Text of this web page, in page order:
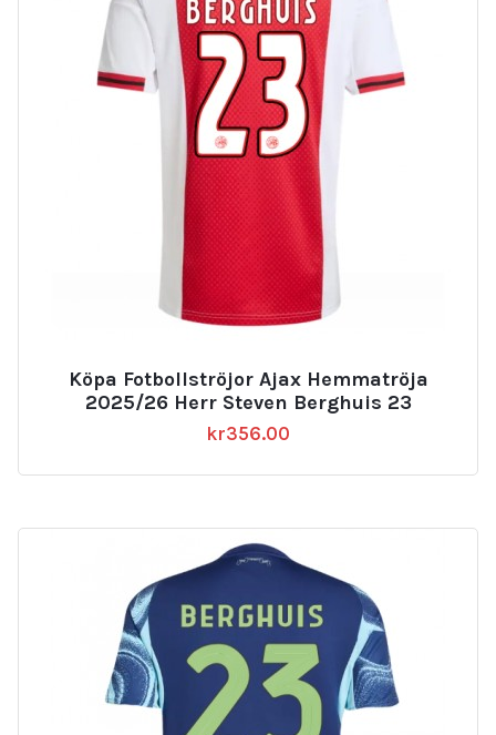
Köpa Fotbollströjor Ajax Hemmatröja
2025/26 Herr Steven Berghuis 23
kr356.00